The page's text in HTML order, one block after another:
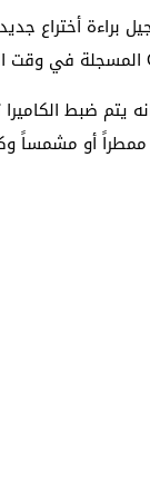
براءة أختراع
يتم ضبط
أو مشمساً